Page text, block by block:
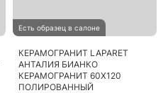
Есть образец в салоне
КЕРАМОГРАНИТ LAPARET
АНТАЛИЯ БИАНКО
КЕРАМОГРАНИТ 60Х120
ПОЛИРОВАННЫЙ